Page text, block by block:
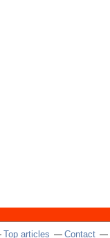
Top articles Contact